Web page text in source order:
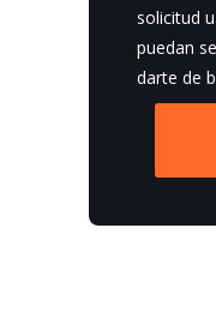
solicitud
puedan
darte de